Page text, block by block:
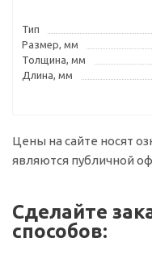
Тип
Размер, мм
Толщина, мм
Длина, мм
Цены на сайте носят
являются публичной
Сделайте
способов: